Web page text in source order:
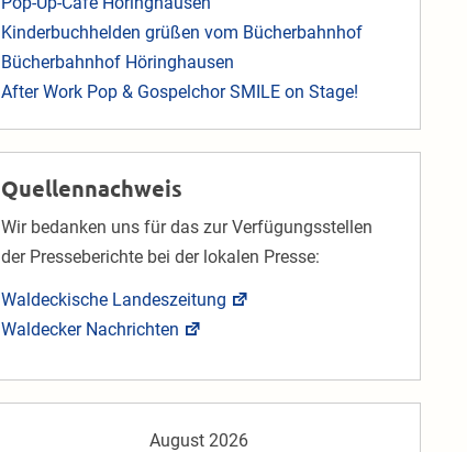
Kinderbuchhelden grüßen vom Bücherbahnhof
Bücherbahnhof Höringhausen
After Work Pop & Gospelchor SMILE on Stage!
Quellennachweis
Wir bedanken uns für das zur Verfügungsstellen
der Presseberichte bei der lokalen Presse:
Waldeckische Landeszeitung
Waldecker Nachrichten
August 2026